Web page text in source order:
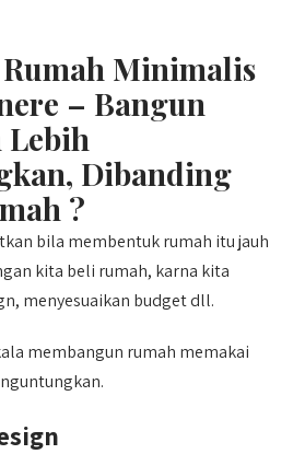
Minimalis
– Bangun
Lebih
Dibanding
?
bila membentuk rumah itu jauh
kita beli rumah, karna kita
menyesuaikan budget dll.
membangun rumah memakai